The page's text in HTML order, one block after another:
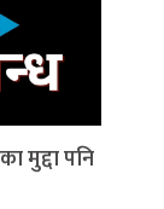
मुद्दा पनि